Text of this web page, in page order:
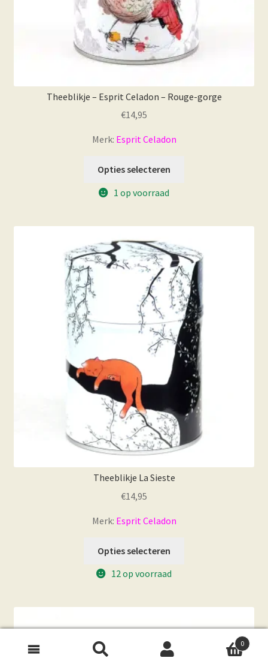
Theeblikje – Esprit Celadon – Rouge-gorge
€14,95
Merk: Esprit Celadon
Opties selecteren
1 op voorraad
Theeblikje La Sieste
€14,95
Merk: Esprit Celadon
Opties selecteren
12 op voorraad
0